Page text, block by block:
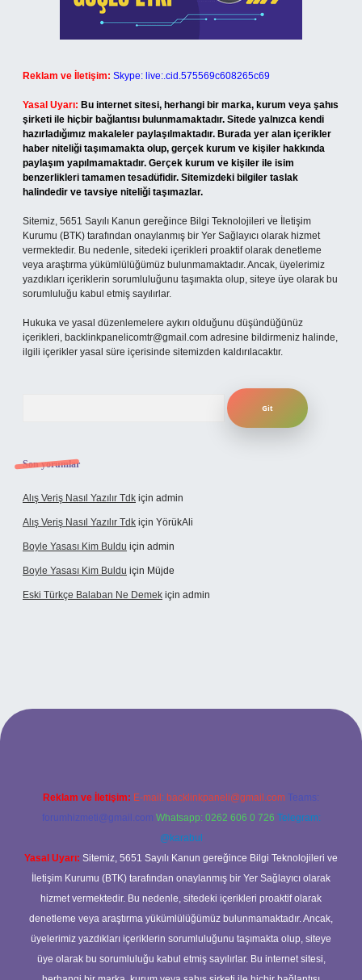
Reklam ve İletişim: Skype: live:.cid.575569c608265c69
Yasal Uyarı: Bu internet sitesi, herhangi bir marka, kurum veya şahıs
şirketi ile hiçbir bağlantısı bulunmamaktadır. Sitede yalnızca kendi
hazırladığımız makaleler paylaşılmaktadır. Burada yer alan içerikler
haber niteliği taşımamakta olup, gerçek kurum ve kişiler hakkında
paylaşım yapılmamaktadır. Gerçek kurum ve kişiler ile isim
benzerlikleri tamamen tesadüfidir. Sitemizdeki bilgiler taslak
halindedir ve tavsiye niteliği taşımazlar.
Sitemiz, 5651 Sayılı Kanun gereğince Bilgi Teknolojileri ve İletişim
Kurumu (BTK) tarafından onaylanmış bir Yer Sağlayıcı olarak hizmet
vermektedir. Bu nedenle, sitedeki içerikleri proaktif olarak denetleme
veya araştırma yükümlülüğümüz bulunmamaktadır. Ancak, üyelerimiz
yazdıkları içeriklerin sorumluluğunu taşımakta olup, siteye üye olarak bu
sorumluluğu kabul etmiş sayılırlar.
Hukuka ve yasal düzenlemelere aykırı olduğunu düşündüğünüz
içerikleri, backlinkpanelicomtr@gmail.com adresine bildirmeniz halinde,
ilgili içerikler yasal süre içerisinde sitemizden kaldırılacaktır.
Son yorumlar
Alış Veriş Nasıl Yazılır Tdk için admin
Alış Veriş Nasıl Yazılır Tdk için YörükAli
Boyle Yasası Kim Buldu için admin
Boyle Yasası Kim Buldu için Müjde
Eski Türkçe Balaban Ne Demek için admin
Reklam ve İletişim: E-mail: backlinkpaneli@gmail.com Teams:
forumhizmeti@gmail.com Whatsapp: 0262 606 0 726 Telegram:
@karabul
Yasal Uyarı: Sitemiz, 5651 Sayılı Kanun gereğince Bilgi Teknolojileri ve
İletişim Kurumu (BTK) tarafından onaylanmış bir Yer Sağlayıcı olarak
hizmet vermektedir. Bu nedenle, sitedeki içerikleri proaktif olarak
denetleme veya araştırma yükümlülüğümüz bulunmamaktadır. Ancak,
üyelerimiz yazdıkları içeriklerin sorumluluğunu taşımakta olup, siteye
üye olarak bu sorumluluğu kabul etmiş sayılırlar. Bu internet sitesi,